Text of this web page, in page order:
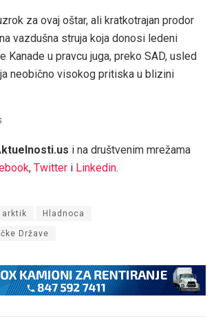
za ovaj oštar, ali kratkotrajan prodor
vazdušna struja koja donosi ledeni
Kanade u pravcu juga, preko SAD, usled
neobično visokog pritiska u blizini
i na društvenim mrežama
, Twitter i Linkedin.
arktik Hladnoca
Države